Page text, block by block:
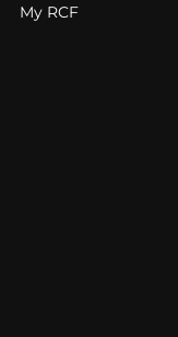
My RCF